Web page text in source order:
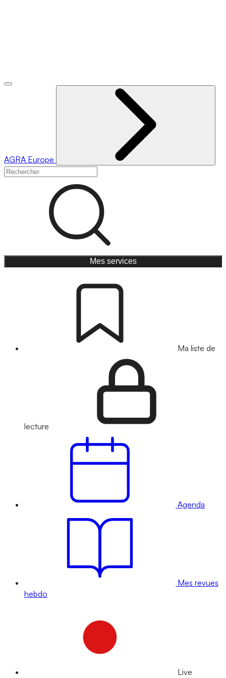
AGRA Europe
Mes services
Ma liste de
lecture
Agenda
Mes revues
hebdo
Live